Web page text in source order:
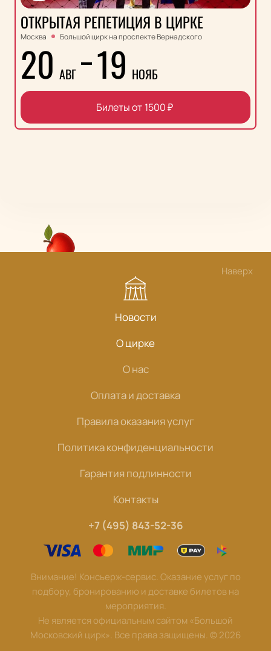
ОТКРЫТАЯ РЕПЕТИЦИЯ В ЦИРКЕ
Москва Большой цирк на проспекте Вернадского
20 АВГ 19 НОЯБ
Билеты от 1500₽
Наверх
Новости
О цирке
О нас
Оплата и доставка
Правила оказания услуг
Политика конфиденциальности
Гарантия подлинности
Контакты
+7 (495) 843-52-36
Внимание! Консьерж-сервис. Оказание услуг по
подбору, бронированию и доставке билетов на
мероприятия.
Не является официальным сайтом «Большой
Московский цирк». Все права защищены.©2026